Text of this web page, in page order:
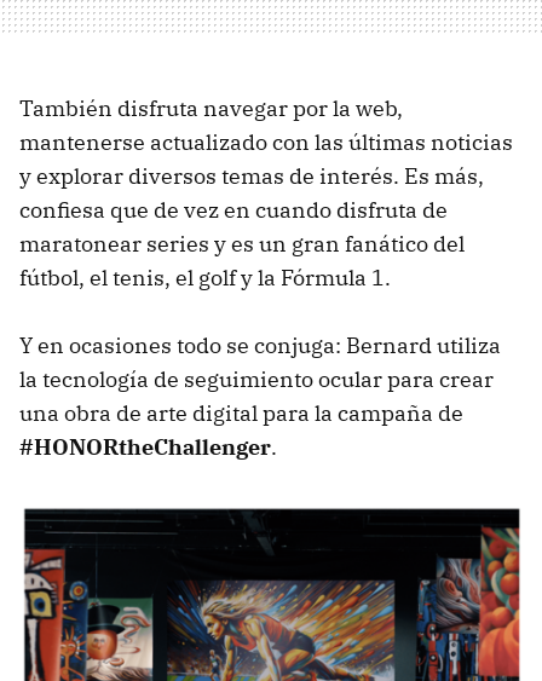
También disfruta navegar por la web,
mantenerse actualizado con las últimas noticias
y explorar diversos temas de interés. Es más,
confiesa que de vez en cuando disfruta de
maratonear series y es un gran fanático del
fútbol, el tenis, el golf y la Fórmula 1.
Y en ocasiones todo se conjuga: Bernard utiliza
la tecnología de seguimiento ocular para crear
una obra de arte digital para la campaña de
#HONORtheChallenger.